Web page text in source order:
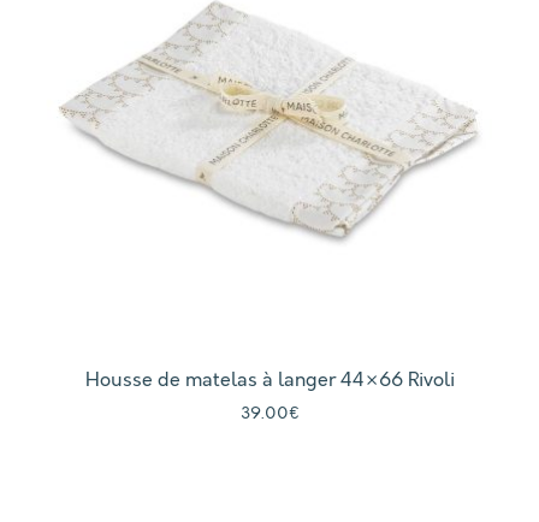
Housse de matelas à langer 44×66 Rivoli
39.00€